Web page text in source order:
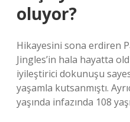
oluyor?
Hikayesini sona erdiren
Jingles’in hala hayatta
iyileştirici dokunuşu
yaşamla kutsanmıştı.
yaşında infazında 108